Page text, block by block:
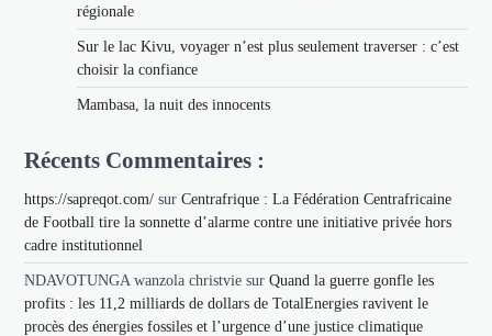
régionale
Sur le lac Kivu, voyager n’est plus seulement traverser : c’est
choisir la confiance
Mambasa, la nuit des innocents
Récents Commentaires :
https://sapreqot.com/ surCentrafrique : La Fédération Centrafricaine
de Football tire la sonnette d’alarme contre une initiative privée hors
cadre institutionnel
NDAVOTUNGA wanzola christvie surQuand la guerre gonfle les
profits : les 11,2 milliards de dollars de TotalEnergies ravivent le
procès des énergies fossiles et l’urgence d’une justice climatique